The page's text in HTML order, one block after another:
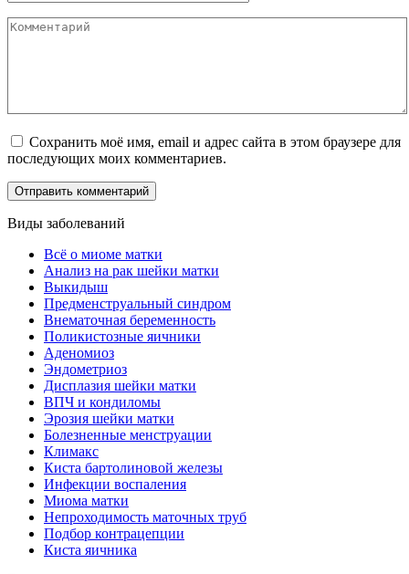
Комментарий
Сохранить моё имя, email и адрес сайта в этом браузере для
последующих моих комментариев.
Виды заболеваний
Всё о миоме матки
Анализ на рак шейки матки
Выкидыш
Предменструальный синдром
Внематочная беременность
Поликистозные яичники
Аденомиоз
Эндометриоз
Дисплазия шейки матки
ВПЧ и кондиломы
Эрозия шейки матки
Болезненные менструации
Климакс
Киста бартолиновой железы
Инфекции воспаления
Миома матки
Непроходимость маточных труб
Подбор контрацепции
Киста яичника